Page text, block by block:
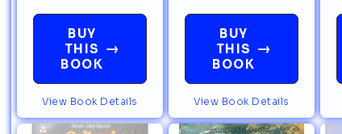
BUY
THIS
BOOK
→
View Book Details
BUY
THIS
BOOK
→
View Book Details